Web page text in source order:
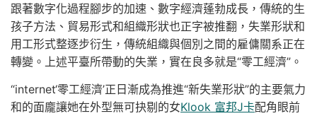
跟著數字化過程腳步的加速、數字經濟蓬勃成長，傳統的生
孩子方法、貿易形式和組織形狀也正字被推翻，失業形狀和
用工形式整逐步衍生，傳統組織與個別之間的雇傭關系正在
轉變。上述平臺所帶動的失業，實在良多就是“零工經濟”。
“internet‘零工經濟’正日漸成為推進“新失業形狀”的主要氣力
和的面龐讓她在外型無可抉剔的女Klook 富邦J卡配角眼前